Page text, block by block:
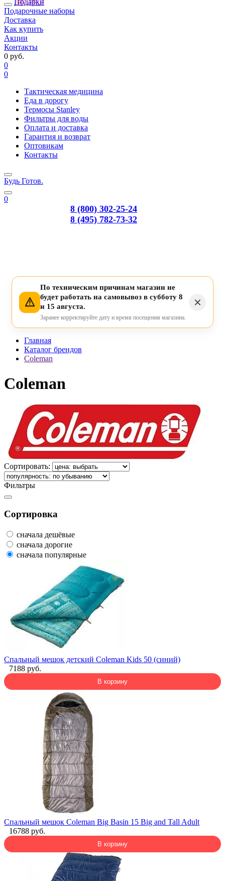
Подарки
Подарочные наборы
Доставка
Как купить
Акции
Контакты
0 руб.
0
0
Тактическая медицина
Еда в дорогу
Термосы Stanley
Фильтры для воды
Оплата и доставка
Гарантия и возврат
Оптовикам
Контакты
Будь Готов.
0
8 (800) 302-25-24
8 (495) 782-73-32
По техническим причинам магазин не
будет работать на самовывоз в субботу 8
и 15 августа.
Заранее корректируйте дату и время посещения магазина.
Главная
Каталог брендов
Coleman
Coleman
Сортировать:
Фильтры
Сортировка
сначала дешёвые
сначала дорогие
сначала популярные
Спальный мешок детский Coleman Kids 50 (синий)
7188 руб.
В корзину
Спальный мешок Coleman Big Basin 15 Big and Tall Adult
16788 руб.
В корзину